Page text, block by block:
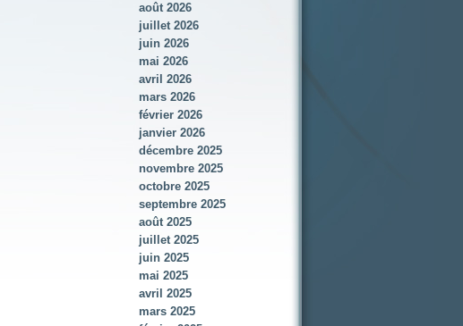
août 2026
juillet 2026
juin 2026
mai 2026
avril 2026
mars 2026
février 2026
janvier 2026
décembre 2025
novembre 2025
octobre 2025
septembre 2025
août 2025
juillet 2025
juin 2025
mai 2025
avril 2025
mars 2025